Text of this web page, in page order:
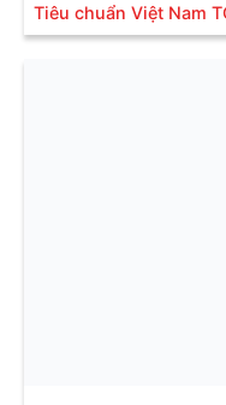
Tiêu chuẩn Việt Nam